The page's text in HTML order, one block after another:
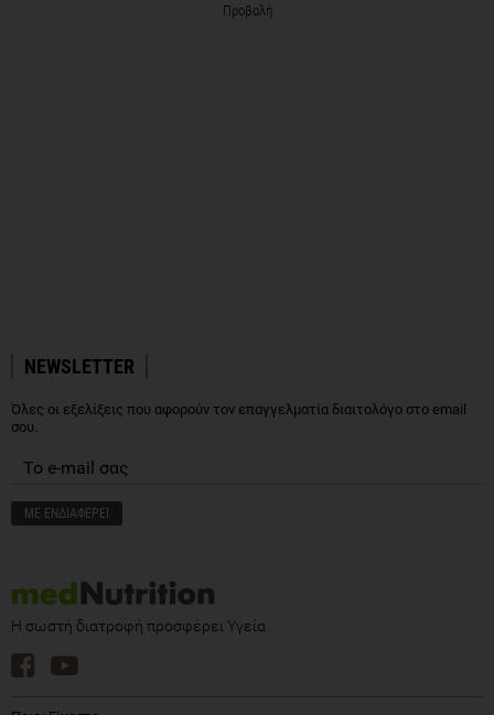
Προβολή
NEWSLETTER
Όλες οι εξελίξεις που αφορούν τον επαγγελματία διαιτολόγο στο email
σου.
Η σωστή διατροφή προσφέρει Υγεία